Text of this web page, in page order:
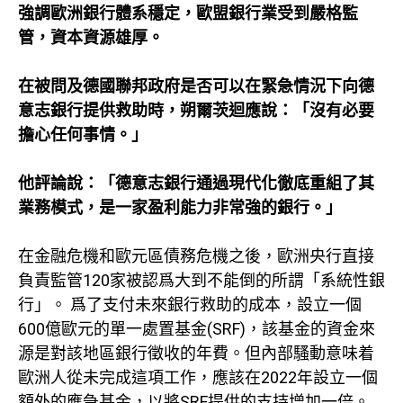
強調歐洲銀行體系穩定，歐盟銀行業受到嚴格監
管，資本資源雄厚。
在被問及德國聯邦政府是否可以在緊急情況下向德
意志銀行提供救助時，朔爾茨迴應說：「沒有必要
擔心任何事情。」
他評論說：「德意志銀行通過現代化徹底重組了其
業務模式，是一家盈利能力非常強的銀行。」
在金融危機和歐元區債務危機之後，歐洲央行直接
負責監管120家被認爲大到不能倒的所謂「系統性銀
行」。 爲了支付未來銀行救助的成本，設立一個
600億歐元的單一處置基金(SRF)，該基金的資金來
源是對該地區銀行徵收的年費。但內部騷動意味着
歐洲人從未完成這項工作，應該在2022年設立一個